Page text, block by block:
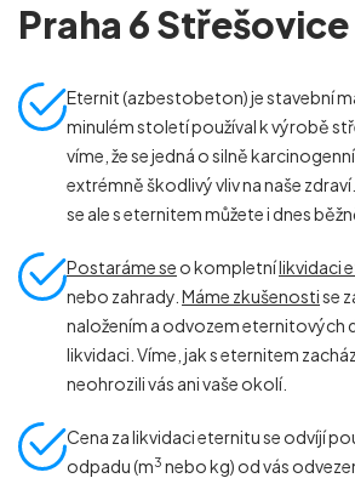
Praha 6 Střešovice
Eternit (azbestobeton) je stavební
minulém století používal k výrobě
víme, že se jedná o silně
extrémně škodlivý vliv na naše
se ale s eternitem můžete i dnes
Postaráme se o kompletnílikvidaci
nebo zahrady. Máme zkušenostise
naložením a odvozem eternitových
likvidaci. Víme, jak s eternitem
neohrozili vás ani vaše okolí.
Cena za likvidaci eternitu se odvíjí
odpadu (m3 nebo kg) od vás